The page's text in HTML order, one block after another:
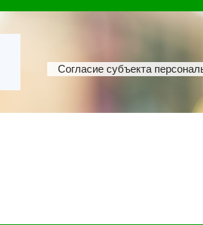
Cогласие субъекта